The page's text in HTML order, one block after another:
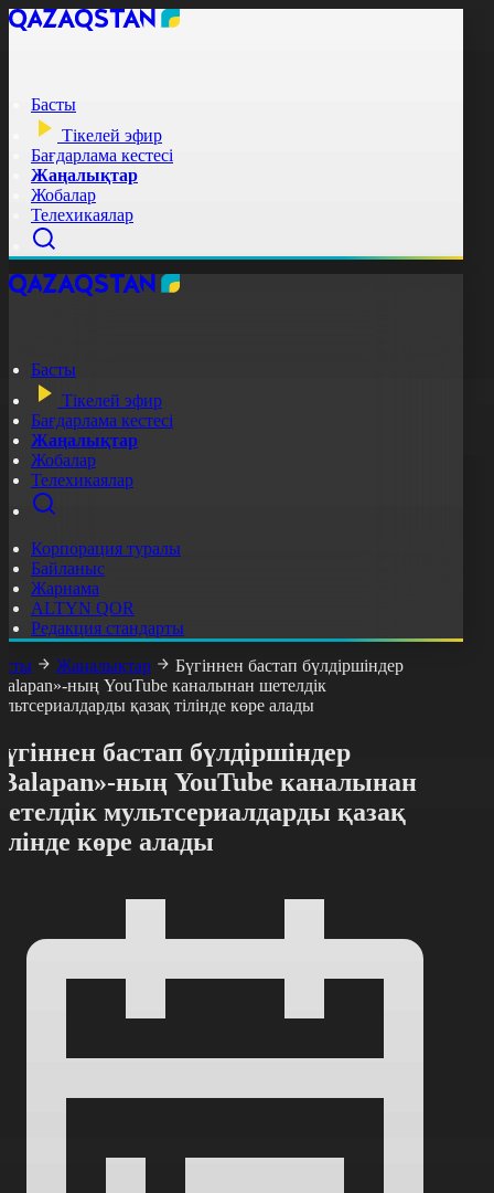
Басты
Тікелей эфир
Бағдарлама кестесі
Жаңалықтар
Жобалар
Телехикаялар
Басты
Тікелей эфир
Бағдарлама кестесі
Жаңалықтар
Жобалар
Телехикаялар
Корпорация туралы
Байланыс
Жарнама
ALTYN QOR
Редакция стандарты
Жаңалықтар
Бүгіннен бастап бүлдіршіндер
ның YouTube каналынан шетелдік
қазақ тілінде көре алады
бастап бүлдіршіндер
ның YouTube каналынан
мультсериалдарды қазақ
көре алады